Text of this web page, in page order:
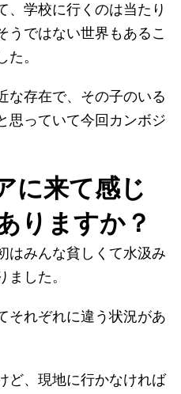
、学校に行くのは当たり
うではない世界もあるこ
。
な存在で、その子のいる
思っていて今回カンボジ
に来て感じ
りますか？
はみんな貧しくて水汲み
した。
それぞれに違う状況があ
ど、現地に行かなければ